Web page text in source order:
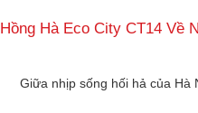
Hồng Hà Eco City CT14 Về
Giữa nhịp sống hối hả của Hà